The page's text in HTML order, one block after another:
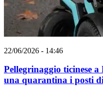
22/06/2026 - 14:46
Pellegrinaggio ticinese
una quarantina i posti